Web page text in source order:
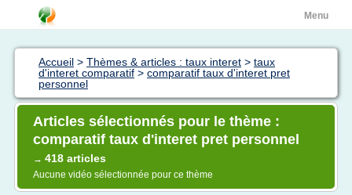
Menu
Accueil > Thèmes & articles : taux interet > taux
d'interet comparatif > comparatif taux d'interet pret
personnel
Articles sélectionnés pour le thème :
comparatif taux d'interet pret personnel
→ 418 articles
Aucune vidéo sélectionnée pour ce thème